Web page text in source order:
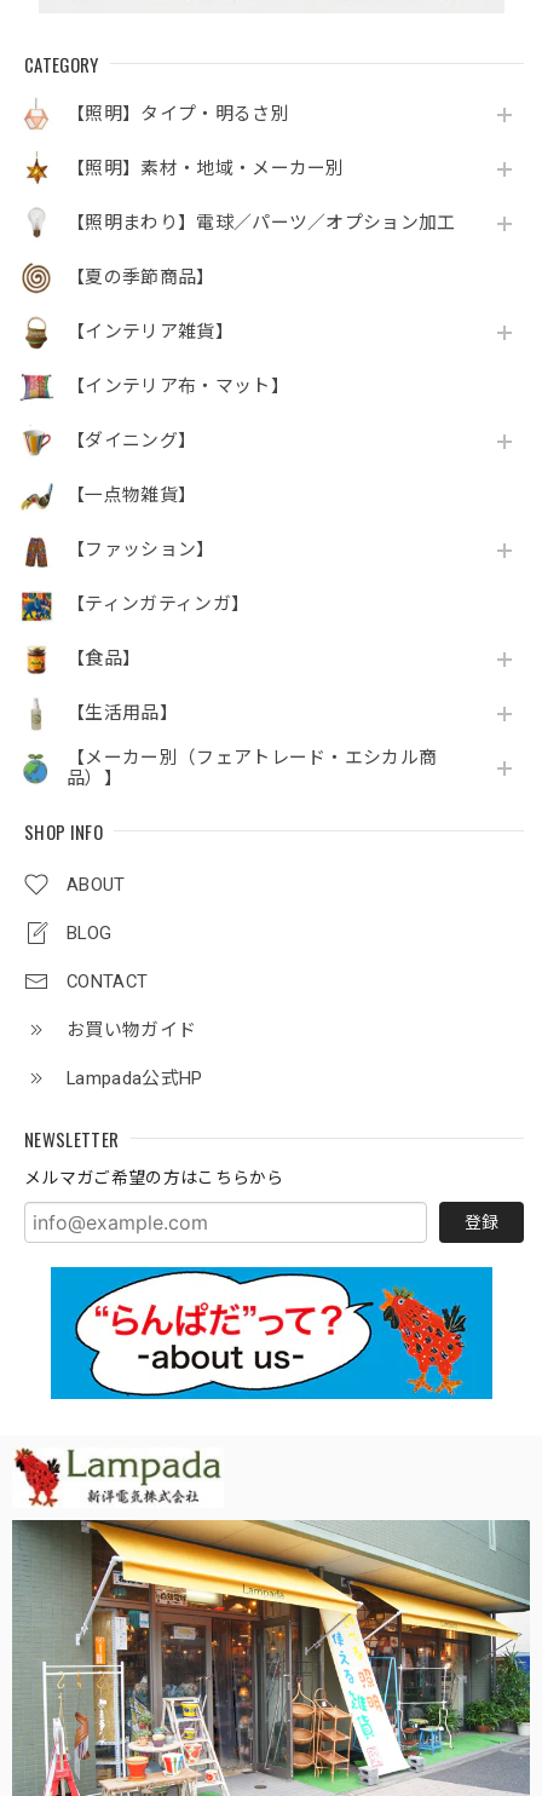
CATEGORY
【照明】タイプ・明るさ別
【照明】素材・地域・メーカー別
【照明まわり】電球／パーツ／オプション加工
【夏の季節商品】
【インテリア雑貨】
【インテリア布・マット】
【ダイニング】
【一点物雑貨】
【ファッション】
【ティンガティンガ】
【食品】
【生活用品】
【メーカー別（フェアトレード・エシカル商
品）】
SHOP INFO
ABOUT
BLOG
CONTACT
お買い物ガイド
Lampada公式HP
NEWSLETTER
メルマガご希望の方はこちらから
登録